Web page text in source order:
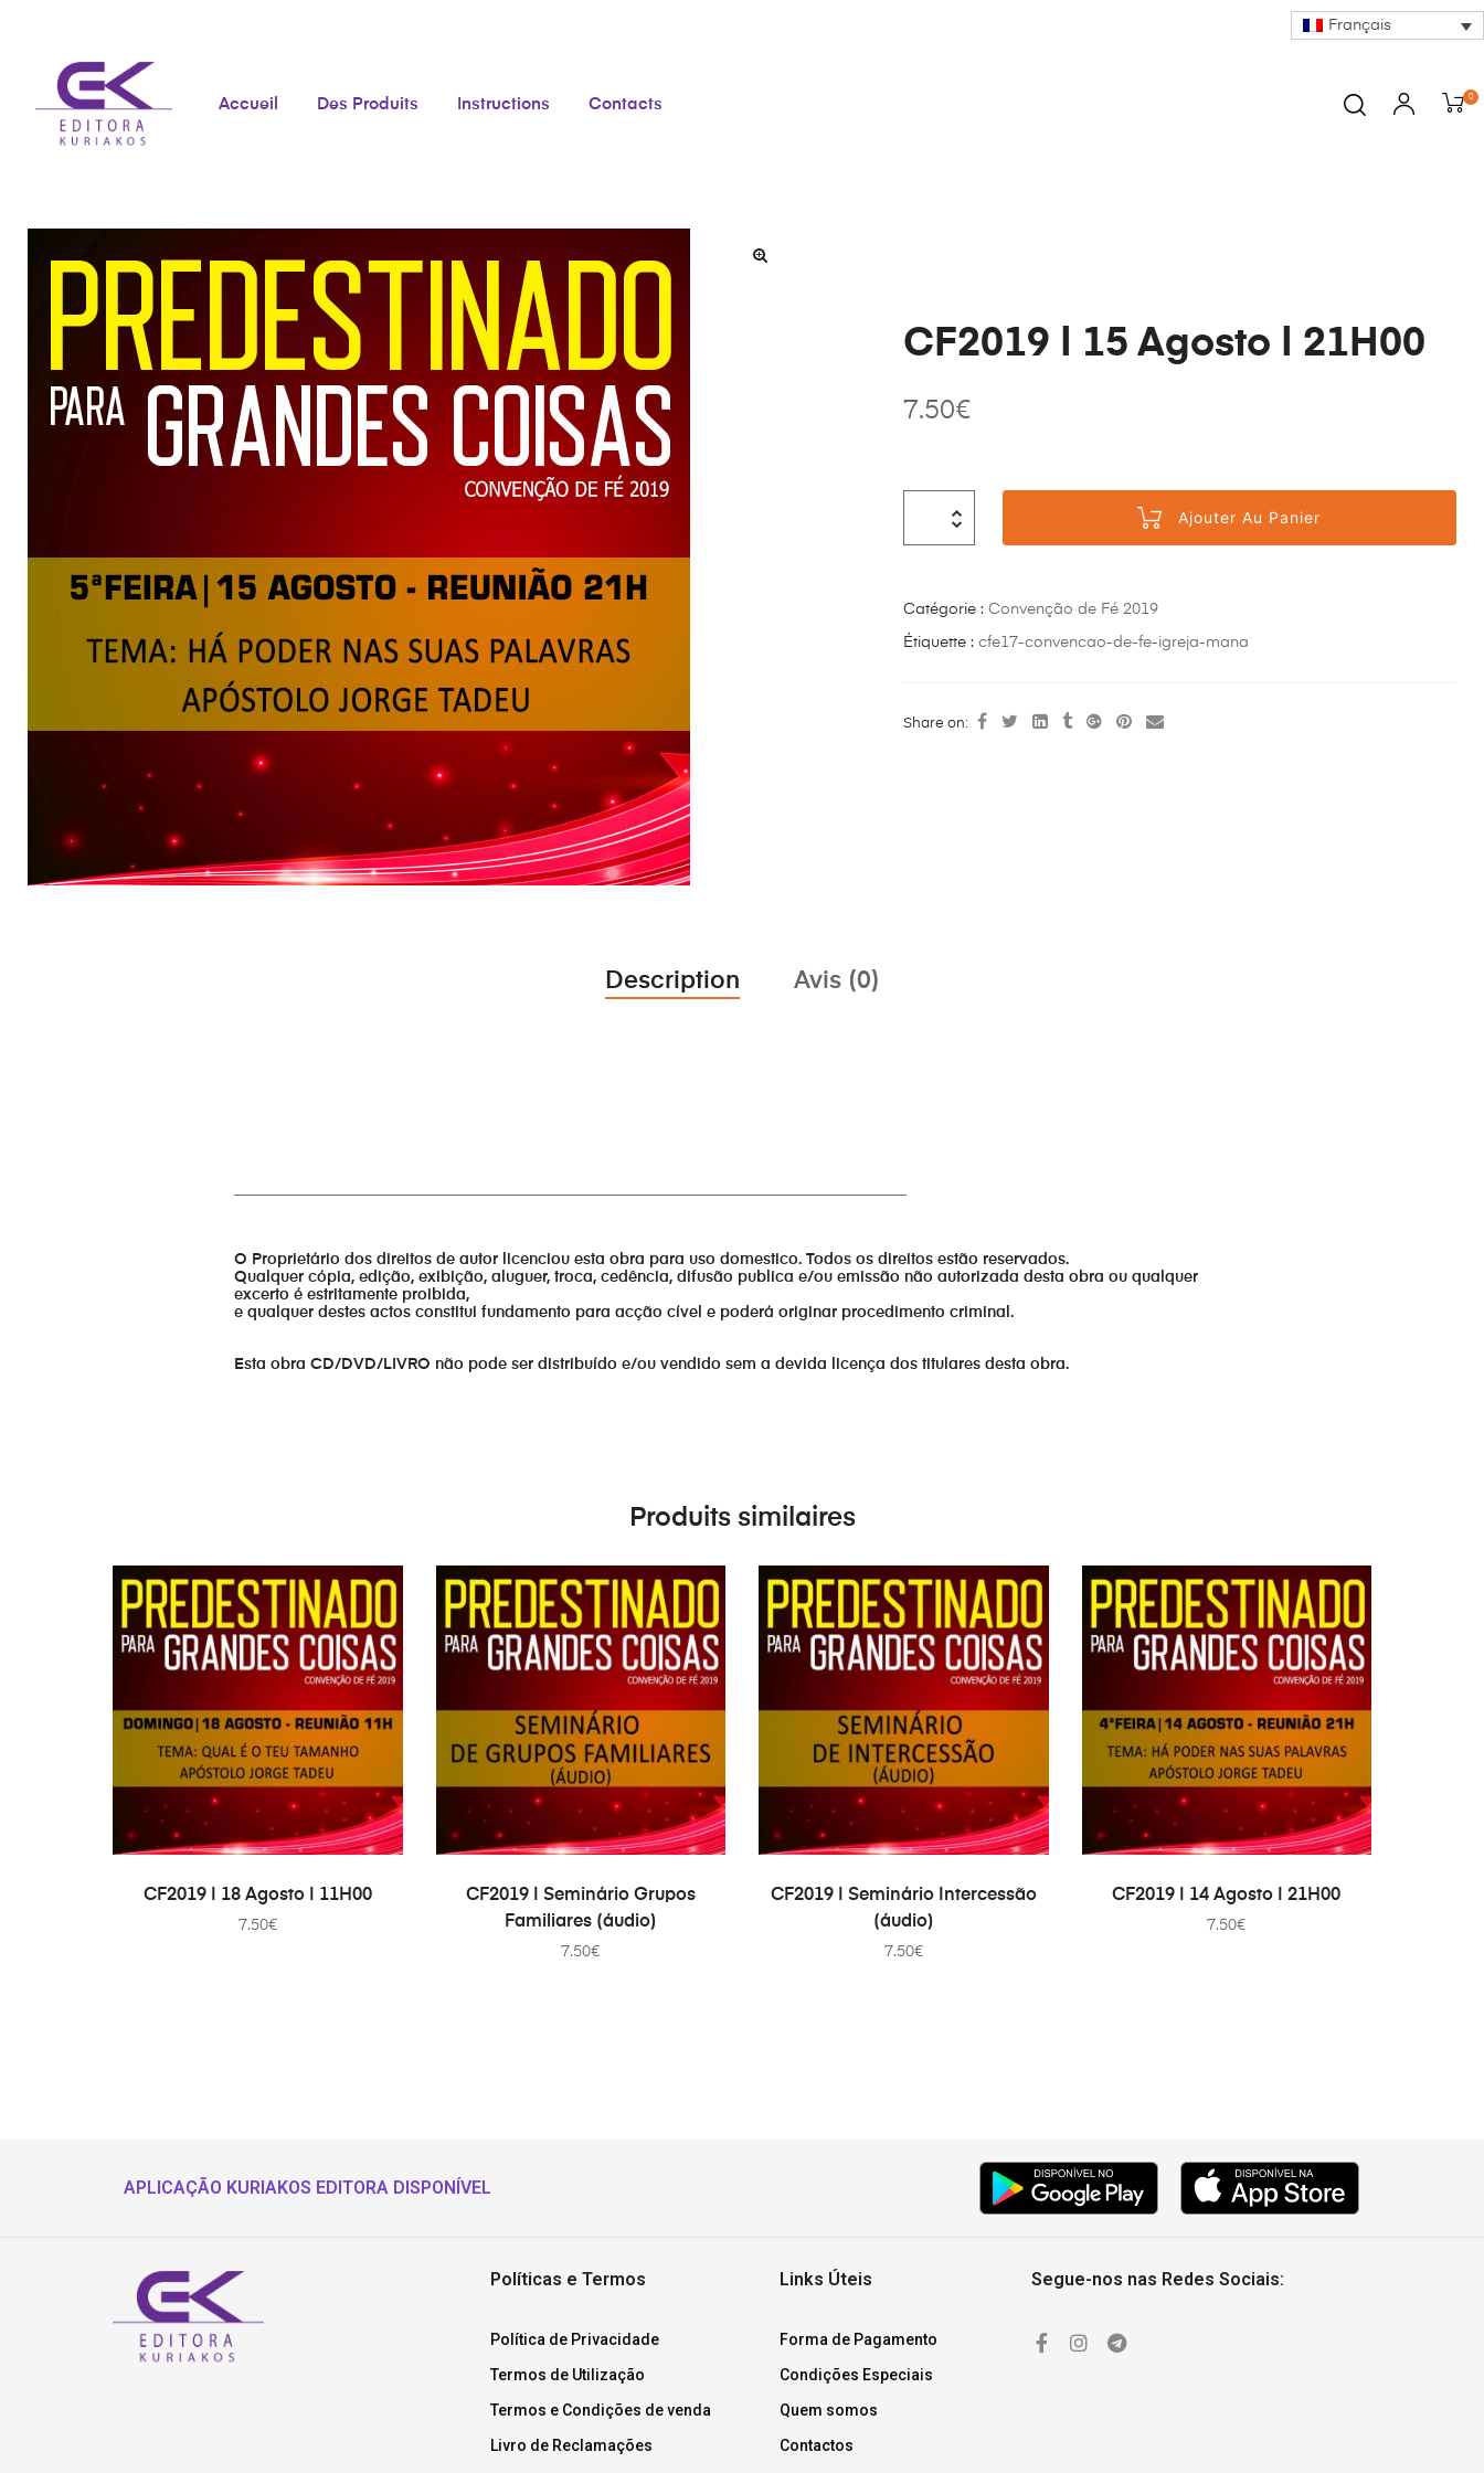
Français
Accueil Des Produits Instructions Contacts 0
CF2019 | 15 Agosto | 21H00
7.50€
Ajouter Au Panier
Catégorie : Convenção de Fé 2019
Étiquette : cfe17-convencao-de-fe-igreja-mana
Share on:
Description Avis (0)
O Proprietário dos direitos de autor licenciou esta obra para uso domestico. Todos os direitos estão reservados.
Qualquer cópia, edição, exibição, aluguer, troca, cedência, difusão publica e/ou emissão não autorizada desta obra ou qualquer
excerto é estritamente proibida,
e qualquer destes actos constitui fundamento para acção cível e poderá originar procedimento criminal.
Esta obra CD/DVD/LIVRO não pode ser distribuído e/ou vendido sem a devida licença dos titulares desta obra.
Produits similaires
AJOUTER AU PANIER
CF2019 | 18 Agosto | 11H00
7.50€
AJOUTER AU PANIER
CF2019 | Seminário Grupos
Familiares (áudio)
7.50€
AJOUTER AU PANIER
CF2019 | Seminário Intercessão
(áudio)
7.50€
AJOUTER AU PANIER
CF2019 | 14 Agosto | 21H00
7.50€
APLICAÇÃO KURIAKOS EDITORA DISPONÍVEL
Políticas e Termos
Política de Privacidade
Termos de Utilização
Termos e Condições de venda
Livro de Reclamações
Links Úteis
Forma de Pagamento
Condições Especiais
Quem somos
Contactos
Segue-nos nas Redes Sociais: